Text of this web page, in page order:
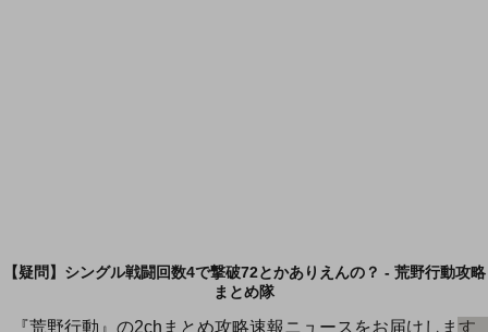
【疑問】シングル戦闘回数4で撃破72とかありえんの？ - 荒野行動攻略
まとめ隊
『荒野行動』の2chまとめ攻略速報ニュースをお届けします